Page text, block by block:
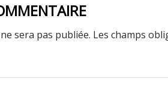
sera pas publiée. Les champs